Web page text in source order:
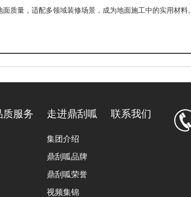
质量，适配多领域装修场景，成为地面施工中的实用材料。
质服务 走进鼎刮呱
集团介绍
鼎刮呱品牌
鼎刮呱荣誉
视频集锦
联系我们